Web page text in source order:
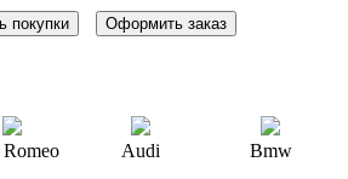
покупки Оформить заказ
Audi Bmw